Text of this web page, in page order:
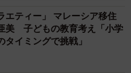
」の価格帯も含めるとまさ
満」を最適だと感じている
エティー」 マレーシア移住
美 子どもの教育考え「小学
イミングで挑戦」